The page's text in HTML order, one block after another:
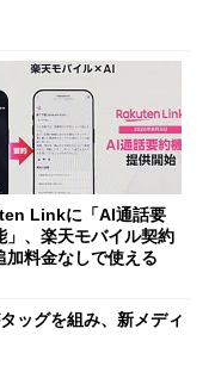
Linkに「AI通話要
」、楽天モバイル契約
加料金なしで使える
ッグを組み、新メディ